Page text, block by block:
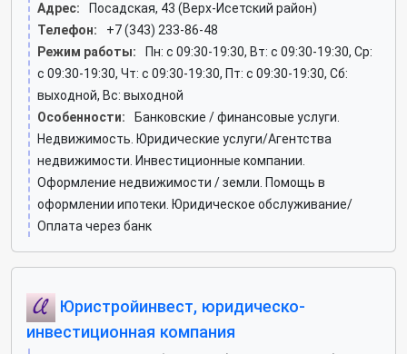
Адрес:
Посадская, 43 (Верх-Исетский район)
Телефон:
+7 (343) 233-86-48
Режим работы:
Пн: c 09:30-19:30, Вт: c 09:30-19:30, Ср:
c 09:30-19:30, Чт: c 09:30-19:30, Пт: c 09:30-19:30, Сб:
выходной, Вс: выходной
Особенности:
Банковские / финансовые услуги.
Недвижимость. Юридические услуги/Агентства
недвижимости. Инвестиционные компании.
Оформление недвижимости / земли. Помощь в
оформлении ипотеки. Юридическое обслуживание/
Оплата через банк
Юристройинвест, юридическо-
инвестиционная компания